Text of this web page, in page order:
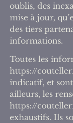
oublis, des
mise à jour,
des tiers
informations.
Toutes les
https://
indicatif, et sont
ailleurs, les
https://
exhaustifs. Ils